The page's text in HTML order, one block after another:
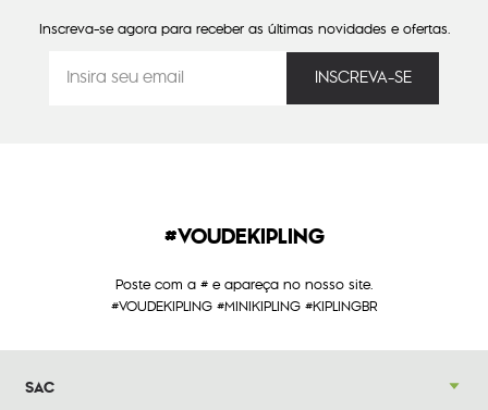
Inscreva-se agora para receber as últimas novidades e ofertas.
#VOUDEKIPLING
Poste com a # e apareça no nosso site.
#VOUDEKIPLING #MINIKIPLING #KIPLINGBR
SAC